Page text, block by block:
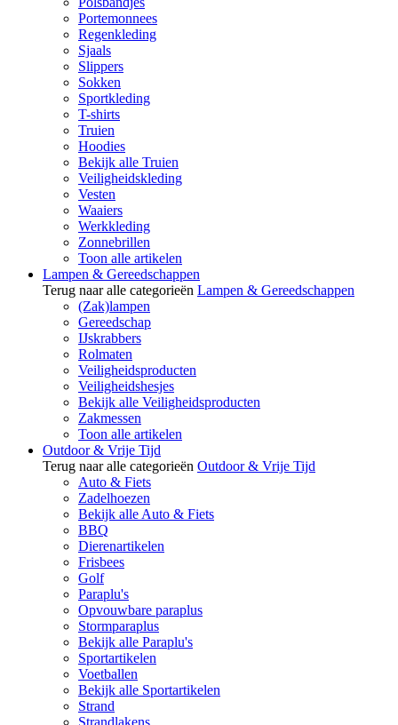
Portemonnees
Regenkleding
Sjaals
Slippers
Sokken
Sportkleding
T-shirts
Truien
Hoodies
Bekijk alle Truien
Veiligheidskleding
Vesten
Waaiers
Werkkleding
Zonnebrillen
Toon alle artikelen
Lampen & Gereedschappen
Terug naar alle categorieën Lampen & Gereedschappen
(Zak)lampen
Gereedschap
IJskrabbers
Rolmaten
Veiligheidsproducten
Veiligheidshesjes
Bekijk alle Veiligheidsproducten
Zakmessen
Toon alle artikelen
Outdoor & Vrije Tijd
Terug naar alle categorieën Outdoor & Vrije Tijd
Auto & Fiets
Zadelhoezen
Bekijk alle Auto & Fiets
BBQ
Dierenartikelen
Frisbees
Golf
Paraplu's
Opvouwbare paraplus
Stormparaplus
Bekijk alle Paraplu's
Sportartikelen
Voetballen
Bekijk alle Sportartikelen
Strand
Strandlakens